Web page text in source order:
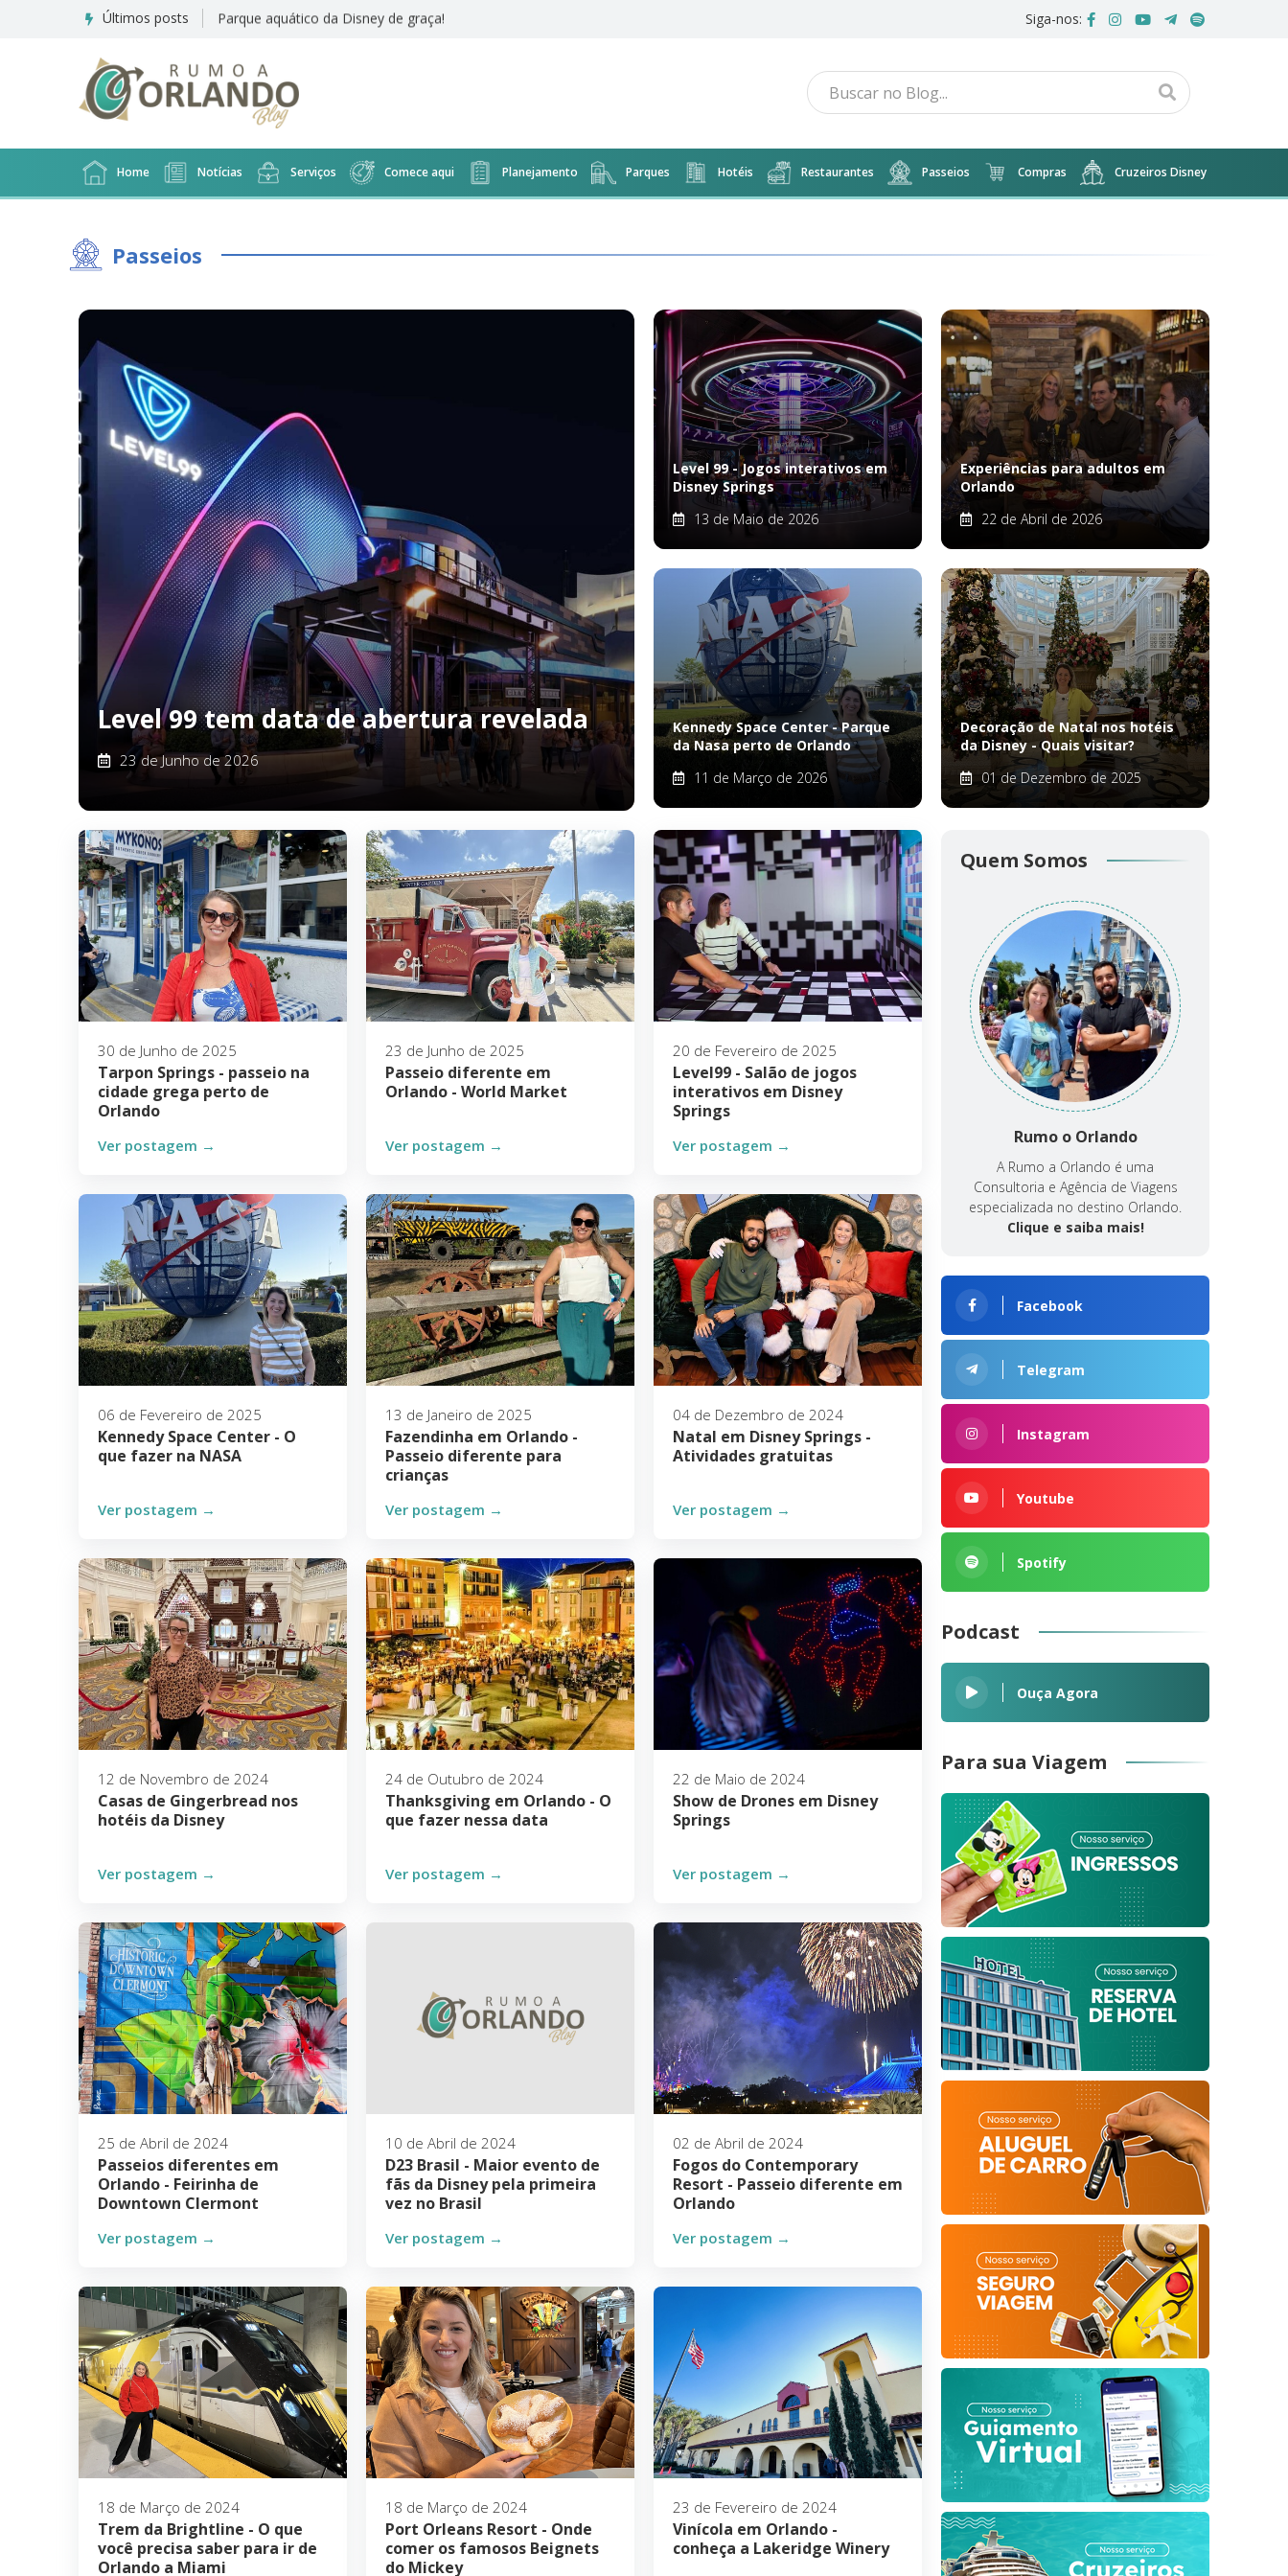
Últimos posts Suíte familiar do Disney's All Star Music Siga-nos:
Home Notícias Serviços Comece aqui Planejamento Parques Hotéis Restaurantes Passeios Compras Cruzeiros Disney
Passeios
Level 99 tem data de abertura revelada
23 de Junho de 2026
Level 99 - Jogos interativos em
Disney Springs
13 de Maio de 2026
Experiências para adultos em
Orlando
22 de Abril de 2026
Kennedy Space Center - Parque
da Nasa perto de Orlando
11 de Março de 2026
Decoração de Natal nos hotéis
da Disney - Quais visitar?
01 de Dezembro de 2025
30 de Junho de 2025
Tarpon Springs - passeio na
cidade grega perto de
Orlando
Ver postagem →
23 de Junho de 2025
Passeio diferente em
Orlando - World Market
Ver postagem →
20 de Fevereiro de 2025
Level99 - Salão de jogos
interativos em Disney
Springs
Ver postagem →
06 de Fevereiro de 2025
Kennedy Space Center - O
que fazer na NASA
Ver postagem →
13 de Janeiro de 2025
Fazendinha em Orlando -
Passeio diferente para
crianças
Ver postagem →
04 de Dezembro de 2024
Natal em Disney Springs -
Atividades gratuitas
Ver postagem →
12 de Novembro de 2024
Casas de Gingerbread nos
hotéis da Disney
Ver postagem →
24 de Outubro de 2024
Thanksgiving em Orlando - O
que fazer nessa data
Ver postagem →
22 de Maio de 2024
Show de Drones em Disney
Springs
Ver postagem →
25 de Abril de 2024
Passeios diferentes em
Orlando - Feirinha de
Downtown Clermont
Ver postagem →
10 de Abril de 2024
D23 Brasil - Maior evento de
fãs da Disney pela primeira
vez no Brasil
Ver postagem →
02 de Abril de 2024
Fogos do Contemporary
Resort - Passeio diferente em
Orlando
Ver postagem →
18 de Março de 2024
Trem da Brightline - O que
você precisa saber para ir de
Orlando a Miami
18 de Março de 2024
Port Orleans Resort - Onde
comer os famosos Beignets
do Mickey
23 de Fevereiro de 2024
Vinícola em Orlando -
conheça a Lakeridge Winery
Quem Somos
Rumo o Orlando
A Rumo a Orlando é uma
Consultoria e Agência de Viagens
especializada no destino Orlando.
Clique e saiba mais!
Facebook
Telegram
Instagram
Youtube
Spotify
Podcast
Ouça Agora
Para sua Viagem